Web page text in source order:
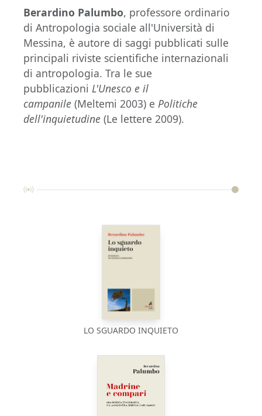
Berardino Palumbo, professore ordinario
di Antropologia sociale all'Università di
Messina, è autore di saggi pubblicati sulle
principali riviste scientifiche internazionali
di antropologia. Tra le sue
pubblicazioni L'Unesco e il
campanile (Meltemi 2003) e Politiche
dell'inquietudine (Le lettere 2009).
LO SGUARDO INQUIETO